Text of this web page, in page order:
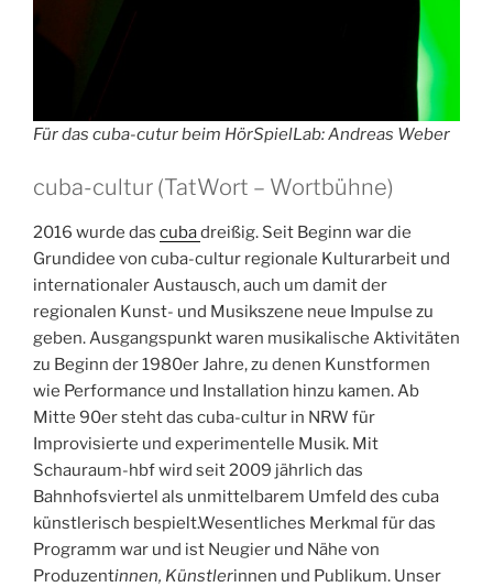
Für das cuba-cutur beim HörSpielLab: Andreas Weber
cuba-cultur (TatWort – Wortbühne)
2016 wurde das cubadreißig. Seit Beginn war die
Grundidee von cuba-cultur regionale Kulturarbeit und
internationaler Austausch, auch um damit der
regionalen Kunst- und Musikszene neue Impulse zu
geben. Ausgangspunkt waren musikalische Aktivitäten
zu Beginn der 1980er Jahre, zu denen Kunstformen
wie Performance und Installation hinzu kamen. Ab
Mitte 90er steht das cuba-cultur in NRW für
Improvisierte und experimentelle Musik. Mit
Schauraum-hbf wird seit 2009 jährlich das
Bahnhofsviertel als unmittelbarem Umfeld des cuba
künstlerisch bespielt.Wesentliches Merkmal für das
Programm war und ist Neugier und Nähe von
Produzentinnen, Künstlerinnen und Publikum. Unser